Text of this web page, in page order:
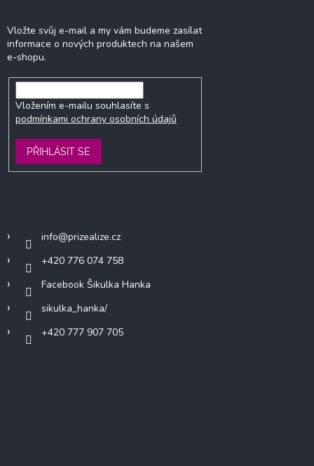
Vložte svůj e-mail a my vám budeme zasílat
informace o nových produktech na našem
e-shopu.
Vložením e-mailu souhlasíte s
podmínkami ochrany osobních údajů
PŘIHLÁSIT SE
info@prizealize.cz
+420 776 074 758
Facebook Šikulka Hanka
sikulka_hanka/
+420 777 907 705